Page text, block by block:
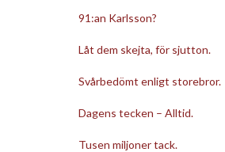
91:an Karlsson?
Låt dem skejta, för sjutton.
Svårbedömt enligt storebror.
Dagens tecken – Alltid.
Tusen miljoner tack.